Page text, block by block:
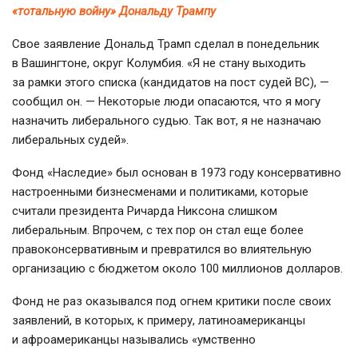
«тотальную войну» Дональду Трампу
Свое заявление Дональд Трамп сделал в понедельник
в Вашингтоне, округ Колумбия. «Я не стану выходить
за рамки этого списка (кандидатов на пост судей ВС), —
сообщил он. — Некоторые люди опасаются, что я могу
назначить либерального судью. Так вот, я не назначаю
либеральных судей».
Фонд «Наследие» был основан в 1973 году консервативно
настроенными бизнесменами и политиками, которые
считали президента Ричарда Никсона слишком
либеральным. Впрочем, с тех пор он стал еще более
правоконсервативным и превратился во влиятельную
организацию с бюджетом около 100 миллионов долларов.
Фонд не раз оказывался под огнем критики после своих
заявлений, в которых, к примеру, латиноамериканцы
и афроамериканцы назывались «умственно